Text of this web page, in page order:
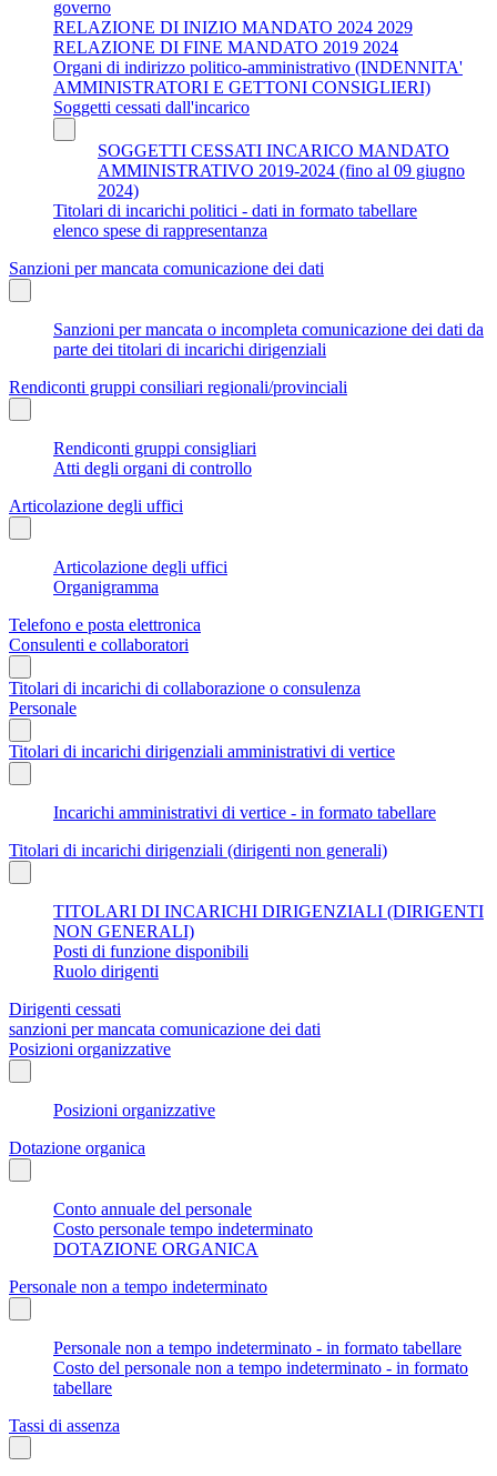
governo
RELAZIONE DI INIZIO MANDATO 2024 2029
RELAZIONE DI FINE MANDATO 2019 2024
Organi di indirizzo politico-amministrativo (INDENNITA'
AMMINISTRATORI E GETTONI CONSIGLIERI)
Soggetti cessati dall'incarico
SOGGETTI CESSATI INCARICO MANDATO
AMMINISTRATIVO 2019-2024 (fino al 09 giugno
2024)
Titolari di incarichi politici - dati in formato tabellare
elenco spese di rappresentanza
Sanzioni per mancata comunicazione dei dati
Sanzioni per mancata o incompleta comunicazione dei dati da
parte dei titolari di incarichi dirigenziali
Rendiconti gruppi consiliari regionali/provinciali
Rendiconti gruppi consigliari
Atti degli organi di controllo
Articolazione degli uffici
Articolazione degli uffici
Organigramma
Telefono e posta elettronica
Consulenti e collaboratori
Titolari di incarichi di collaborazione o consulenza
Personale
Titolari di incarichi dirigenziali amministrativi di vertice
Incarichi amministrativi di vertice - in formato tabellare
Titolari di incarichi dirigenziali (dirigenti non generali)
TITOLARI DI INCARICHI DIRIGENZIALI (DIRIGENTI
NON GENERALI)
Posti di funzione disponibili
Ruolo dirigenti
Dirigenti cessati
sanzioni per mancata comunicazione dei dati
Posizioni organizzative
Posizioni organizzative
Dotazione organica
Conto annuale del personale
Costo personale tempo indeterminato
DOTAZIONE ORGANICA
Personale non a tempo indeterminato
Personale non a tempo indeterminato - in formato tabellare
Costo del personale non a tempo indeterminato - in formato
tabellare
Tassi di assenza